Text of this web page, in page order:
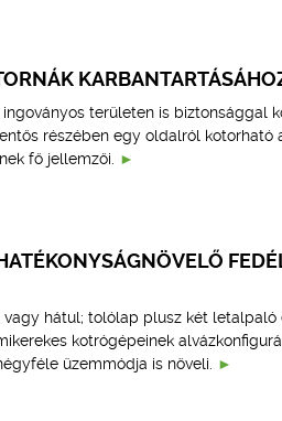
területen is biztonsággal
részében egy oldalról kotorható
fő jellemzői.
hátul; tolólap plusz két letalpaló
kotrógépeinek
üzemmódja is növeli.